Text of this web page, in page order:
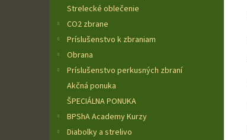
Strelecké oblečenie
CO2 zbrane
Príslušenstvo k zbraniam
Obrana
Príslušenstvo perkusných zbraní
Akčná ponuka
ŠPECIÁLNA PONUKA
BPShA Academy Kurzy
Diabolky a strelivo